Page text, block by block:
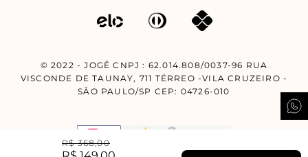
R$ 368,00
© 2022 - JOGÊ CNPJ : 62.014.808/0037-96 RUA
VISCONDE DE TAUNAY, 711 TÉRREO -VILA CRUZEIRO -
SÃO PAULO/SP CEP: 04726-010